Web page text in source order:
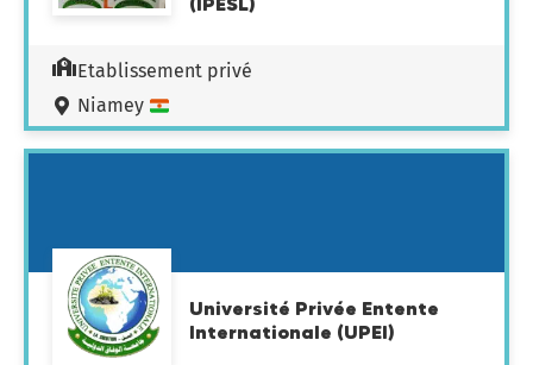
Etablissement privé
Niamey
Université Privée Entente
Internationale (UPEI)